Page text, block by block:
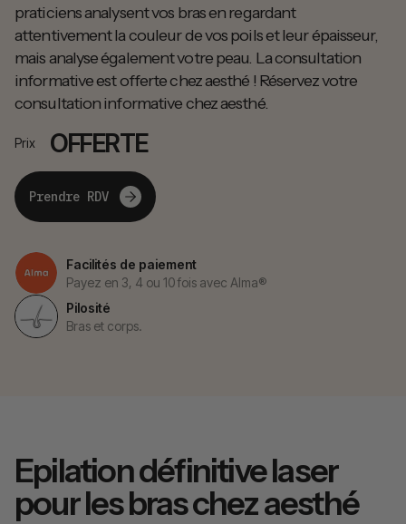
praticiens analysent vos bras en regardant
attentivement la couleur de vos poils et leur épaisseur,
mais analyse également votre peau. La consultation
informative est offerte chez aesthé ! Réservez votre
consultation informative chez aesthé.
Prix OFFERTE
Prendre RDV
Facilités de paiement
Payez en 3, 4 ou 10 fois avec Alma®
Pilosité
Bras et corps.
Epilation définitive laser
pour les bras chez aesthé